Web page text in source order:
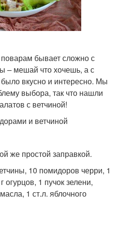
бывает сложно с
– мешай что хочешь, а с
вкусно и интересно. Мы
выбора, так что нашли
с ветчиной!
и ветчиной
же простой заправкой.
10 помидоров черри, 1
огурцов, 1 пучок зелени,
1 ст.л. яблочного